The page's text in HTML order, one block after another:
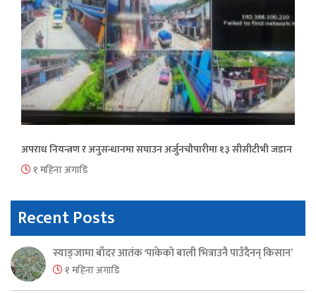
अपराध नियन्त्रण र अनुसन्धानमा सघाउन अर्जुनचौपारीमा १३ सीसीटीभी जडान
१ महिना अगाडि
Recent Posts
स्याङ्जामा बाँदर आतंक ‘पाकेको बाली भित्राउनै पाउँदैनन् किसान’
१ महिना अगाडि